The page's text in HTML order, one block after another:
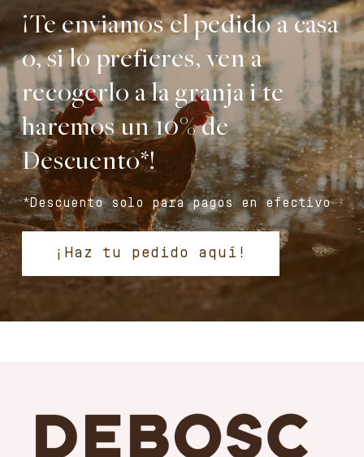
¡Te enviamos el pedido a casa
o, si lo prefieres, ven a
recogerlo a la granja i te
haremos un 10% de
Descuento*!
*Descuento solo para pagos en efectivo
¡Haz tu pedido aquí!